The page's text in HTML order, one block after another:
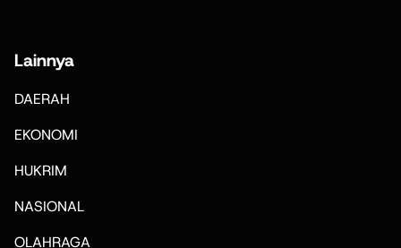
Lainnya
DAERAH
EKONOMI
HUKRIM
NASIONAL
OLAHRAGA